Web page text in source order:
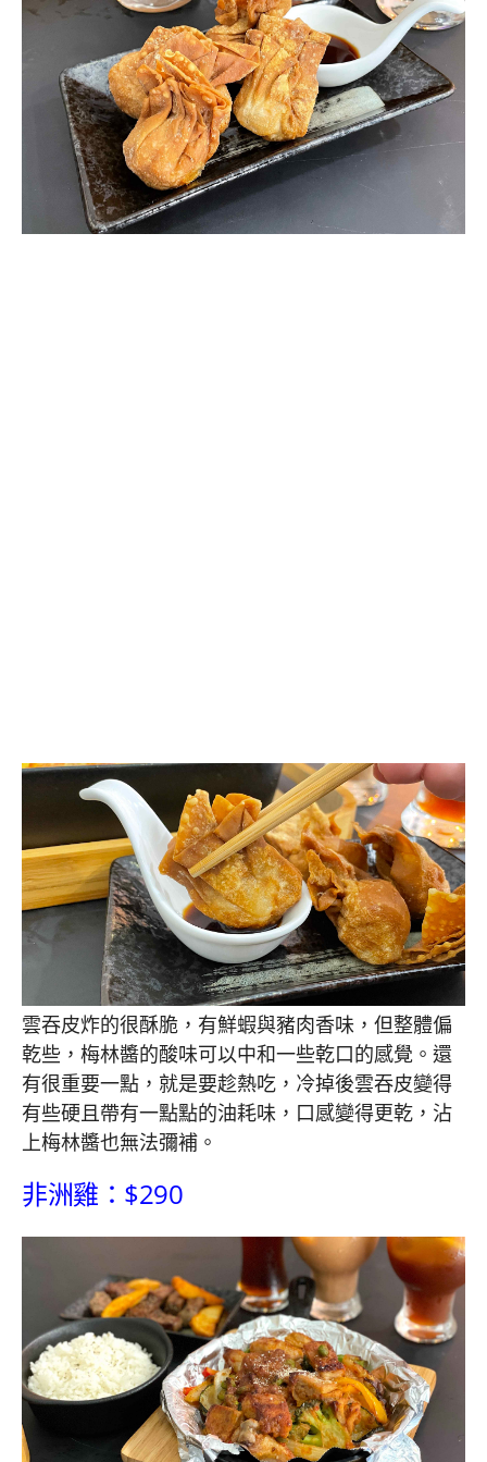
雲吞皮炸的很酥脆，有鮮蝦與豬肉香味，但整體偏
乾些，梅林醬的酸味可以中和一些乾口的感覺。還
有很重要一點，就是要趁熱吃，冷掉後雲吞皮變得
有些硬且帶有一點點的油耗味，口感變得更乾，沾
上梅林醬也無法彌補。
非洲雞：$290